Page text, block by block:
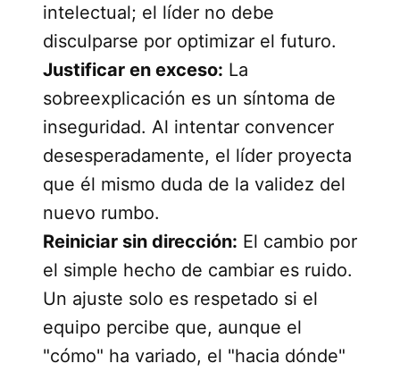
intelectual; el líder no debe
disculparse por optimizar el futuro.
Justificar en exceso: La
sobreexplicación es un síntoma de
inseguridad. Al intentar convencer
desesperadamente, el líder proyecta
que él mismo duda de la validez del
nuevo rumbo.
Reiniciar sin dirección: El cambio por
el simple hecho de cambiar es ruido.
Un ajuste solo es respetado si el
equipo percibe que, aunque el
"cómo" ha variado, el "hacia dónde"